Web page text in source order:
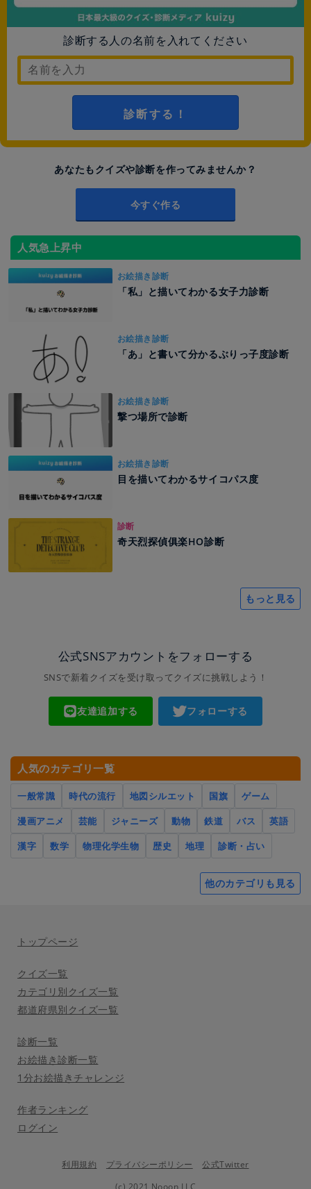
診断する人の名前を入れてください
診断する！
あなたもクイズや診断を作ってみませんか？
今すぐ作る
人気急上昇中
お絵描き診断
「私」と描いてわかる女子力診断
お絵描き診断
「あ」と書いて分かるぶりっ子度診断
お絵描き診断
撃つ場所で診断
お絵描き診断
目を描いてわかるサイコパス度
診断
奇天烈探偵俱楽HO診断
もっと見る
公式SNSアカウントをフォローする
SNSで新着クイズを受け取ってクイズに挑戦しよう！
友達追加する フォローする
人気のカテゴリ一覧
一般常識 時代の流行 地図シルエット 国旗
ゲーム
漫画アニメ
芸能 ジャニーズ 動物 鉄道 バス
英語
漢字
数学 物理化学生物 歴史 地理 診断・占い
他のカテゴリも見る
トップページ
クイズ一覧
カテゴリ別クイズ一覧
都道府県別クイズ一覧
診断一覧
お絵描き診断一覧
1分お絵描きチャレンジ
作者ランキング
ログイン
利用規約 プライバシーポリシー
公式Twitter